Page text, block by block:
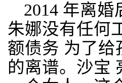
2014 年离
朱娜没有任何
额债务 为了给
的离谱。沙宝